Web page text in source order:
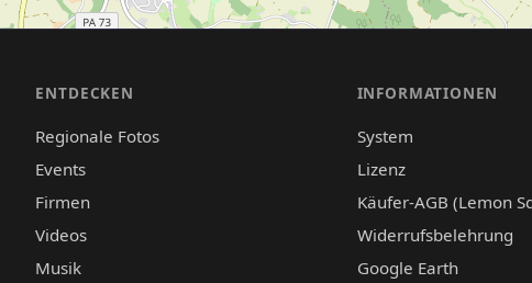
ENTDECKEN
Regionale Fotos
Events
Firmen
Videos
Musik
INFORMATIONEN
System
Lizenz
Käufer-AGB (Lemon
Widerrufsbelehrung
Google Earth